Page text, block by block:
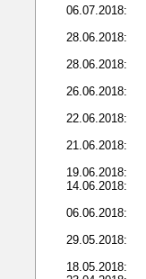
06.07.2018:
28.06.2018:
28.06.2018:
26.06.2018:
22.06.2018:
21.06.2018:
19.06.2018:
14.06.2018:
06.06.2018:
29.05.2018:
18.05.2018: